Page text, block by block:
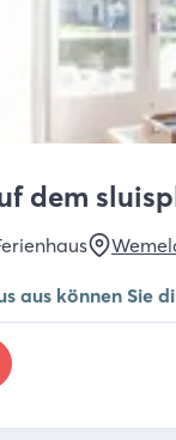
dem
aus können Sie